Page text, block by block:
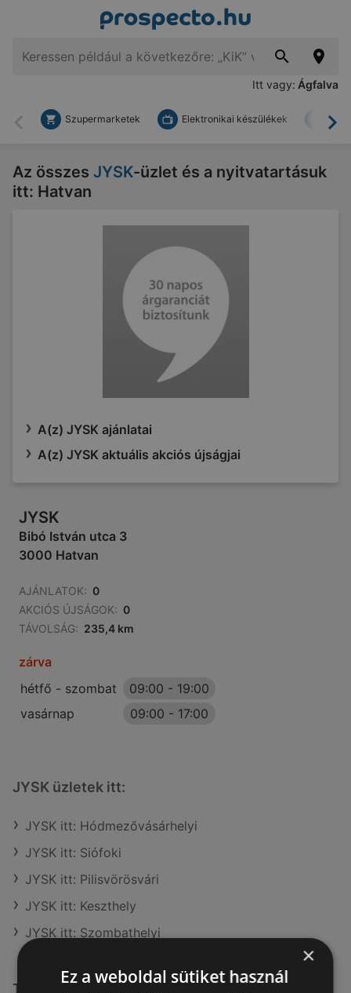
Itt vagy: Ágfalva
Vissza
Szupermarketek Elektronikai készülékek
Az összes JYSK-üzlet és a nyitvatartásuk
itt: Hatvan
A(z) JYSK ajánlatai
A(z) JYSK aktuális akciós újságjai
JYSK
Bibó István utca 3
3000 Hatvan
AJÁNLATOK: 0
AKCIÓS ÚJSÁGOK: 0
TÁVOLSÁG: 235,4 km
zárva
hétfő - szombat
09:00 - 19:00
vasárnap
09:00 - 17:00
JYSK üzletek itt:
JYSK itt: Hódmezővásárhelyi
JYSK itt: Siófoki
JYSK itt: Pilisvörösvári
JYSK itt: Keszthely
JYSK itt: Szombathelyi
További linkek
×
Ez a weboldal sütiket használ